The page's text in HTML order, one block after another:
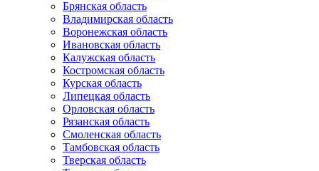
Брянская область
Владимирская область
Воронежская область
Ивановская область
Калужская область
Костромская область
Курская область
Липецкая область
Орловская область
Рязанская область
Смоленская область
Тамбовская область
Тверская область